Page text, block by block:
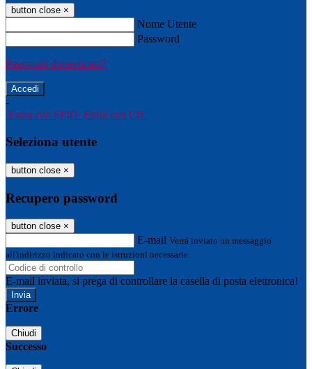
button close ×
Nome Utente
Password
Password dimenticata?
-
Entra con SPID Entra con CIE
Seleziona utente
button close ×
Recupero password
button close ×
E-mail Verrà inviato un messaggio
all'indirizzo indicato con le istruzioni necessarie.
E-mail inviata, si prega di controllare la casella di posta elettronica!
Errore
Chiudi
Successo